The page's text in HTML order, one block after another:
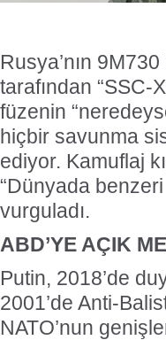
Rusya’nın
tarafından “SSC-
füzenin
hiçbir savunma
ediyor. Kamuflaj
“Dünyada
vurguladı.
ABD’YE AÇIK
Putin, 2018’de
2001’de Anti-
NATO’nun